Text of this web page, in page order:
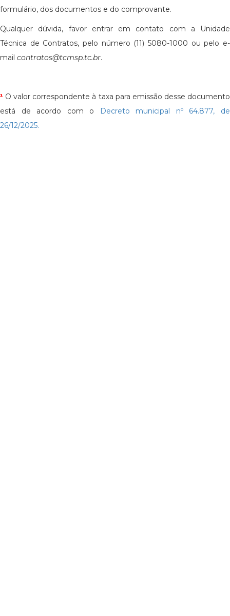
formulário, dos documentos e do comprovante.
Qualquer dúvida, favor entrar em contato com a Unidade
Técnica de Contratos, pelo número (11) 5080-1000 ou pelo e-
mail contratos@tcmsp.tc.br.
¹ O valor correspondente à taxa para emissão desse documento
está de acordo com o
Decreto municipal nº 64.877, de
26/12/2025.